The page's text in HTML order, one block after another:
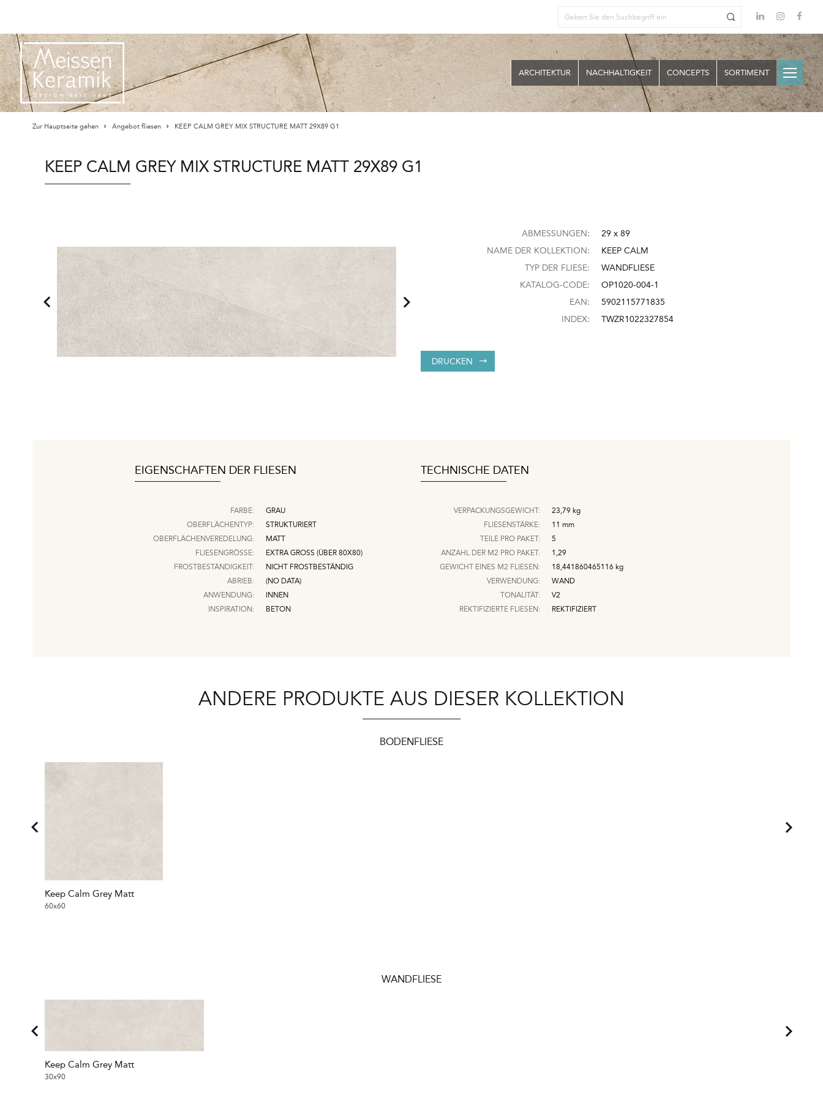
ARCHITEKTUR NACHHALTIGKEIT CONCEPTS SORTIMENT
Zur Hauptseite gehen Angebot fliesen KEEP CALM GREY MIX STRUCTURE MATT 29X89 G1
KEEP CALM GREY MIX STRUCTURE MATT 29X89 G1
ABMESSUNGEN:
29 x 89
NAME DER KOLLEKTION:
KEEP CALM
TYP DER FLIESE:
WANDFLIESE
KATALOG-CODE:
OP1020-004-1
EAN:
5902115771835
INDEX:
TWZR1022327854
DRUCKEN
EIGENSCHAFTEN DER FLIESEN
FARBE:
GRAU
OBERFLÄCHENTYP:
STRUKTURIERT
OBERFLÄCHENVEREDELUNG:
MATT
FLIESENGRÖSSE:
EXTRA GROSS (ÜBER 80X80)
FROSTBESTÄNDIGKEIT:
NICHT FROSTBESTÄNDIG
ABRIEB:
(NO DATA)
ANWENDUNG:
INNEN
INSPIRATION:
BETON
TECHNISCHE DATEN
VERPACKUNGSGEWICHT: 23,79 kg
FLIESENSTÄRKE:
11 mm
TEILE PRO PAKET:
5
ANZAHL DER M2 PRO PAKET:
1,29
GEWICHT EINES M2 FLIESEN:
18,441860465116 kg
VERWENDUNG:
WAND
TONALITÄT:
V2
REKTIFIZIERTE FLIESEN:
REKTIFIZIERT
ANDERE PRODUKTE AUS DIESER KOLLEKTION
BODENFLIESE
Keep Calm Grey Matt
60x60
WANDFLIESE
Keep Calm Grey Matt
30x90